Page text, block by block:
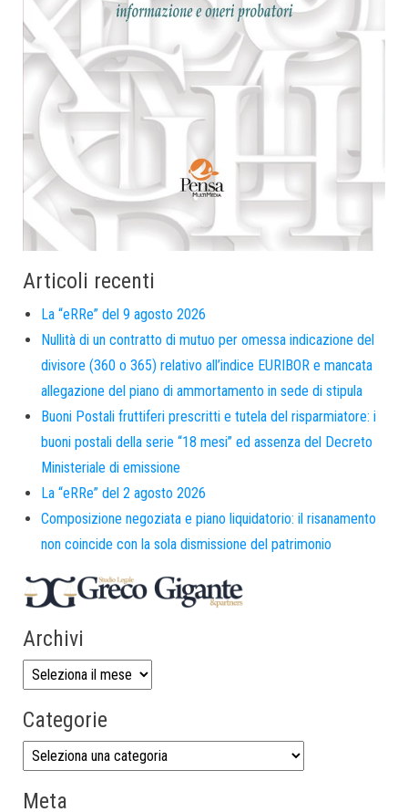
Articoli recenti
La “eRRe” del 9 agosto 2026
Nullità di un contratto di mutuo per omessa indicazione del
divisore (360 o 365) relativo all’indice EURIBOR e mancata
allegazione del piano di ammortamento in sede di stipula
Buoni Postali fruttiferi prescritti e tutela del risparmiatore: i
buoni postali della serie “18 mesi” ed assenza del Decreto
Ministeriale di emissione
La “eRRe” del 2 agosto 2026
Composizione negoziata e piano liquidatorio: il risanamento
non coincide con la sola dismissione del patrimonio
Archivi
Categorie
Meta